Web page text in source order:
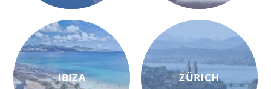
IBIZA ZÜRICH